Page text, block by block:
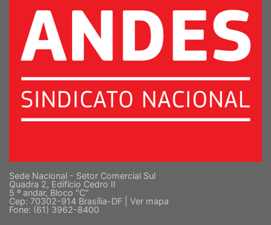
Sede Nacional - Setor Comercial Sul
Quadra 2, Edifício Cedro II
5 º andar, Bloco "C"
Cep: 70302-914 Brasília-DF | Ver mapa
Fone: (61) 3962-8400